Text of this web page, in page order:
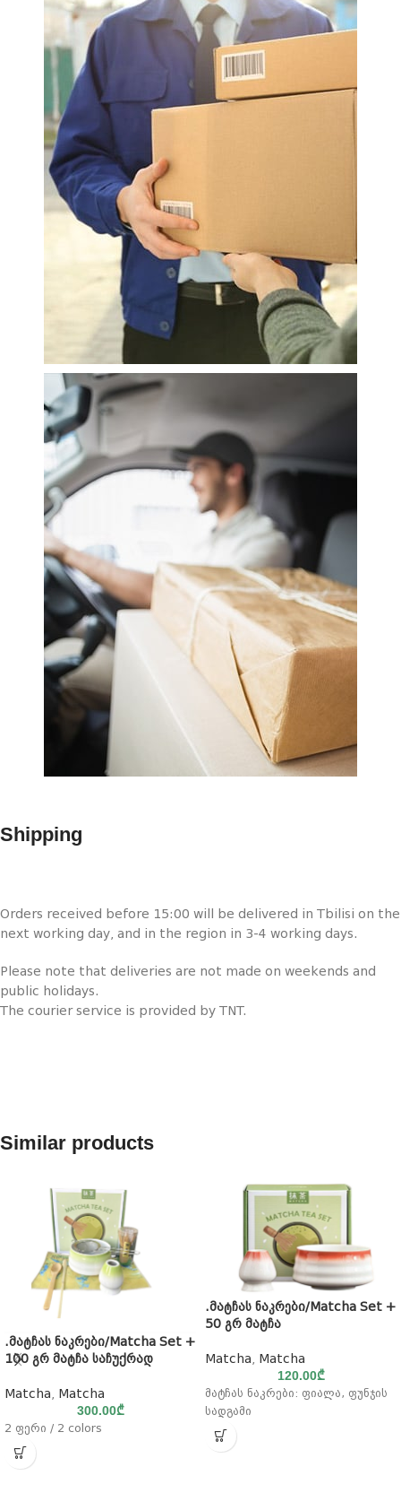
Shipping
Orders received before 15:00 will be delivered in Tbilisi on the
next working day, and in the region in 3-4 working days.
Please note that deliveries are not made on weekends and
public holidays.
The courier service is provided by TNT.
Similar products
.მატჩას ნაკრები/Matcha Set +
100 გრ მატჩა საჩუქრად
Matcha
Matcha
300.00₾
2 ფერი / 2 colors
.მატჩას ნაკრები/Matcha Set +
50 გრ მატჩა
Matcha
Matcha
120.00₾
მატჩას ნაკრები: ფიალა, ფუნჯის
სადგამი